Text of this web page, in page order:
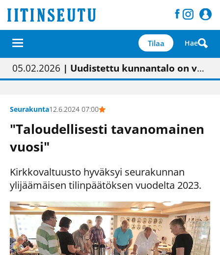
Tilaa Hae
01.02.2026 | Painon vaihtumisen pitäisi näkyä hieman parempana painojäljen laatuna lehdessä
05.02.2026 | Uudistettu kunnantalo on valoisa
23.04.2026 | “Olemme käynnistämässä uudelleen keskustavisiotyön”
09.05.2026| "Maalla on totuttu elämään omavaraisemmin kuin kaupungissa"
Seurakunta12.6.2024 07:00
"Taloudellisesti tavanomainen
vuosi"
Kirkkovaltuusto hyväksyi seurakunnan
ylijäämäisen tilinpäätöksen vuodelta 2023.